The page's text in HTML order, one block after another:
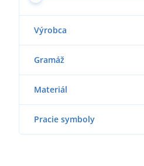
Výrobca
Gramáž
Materiál
Pracie symboly